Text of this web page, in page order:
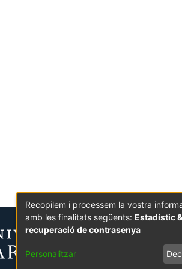
Recopilem i processem la vostra
amb les finalitats següents: Estadístic
recuperació de contrasenya
Personalitzar